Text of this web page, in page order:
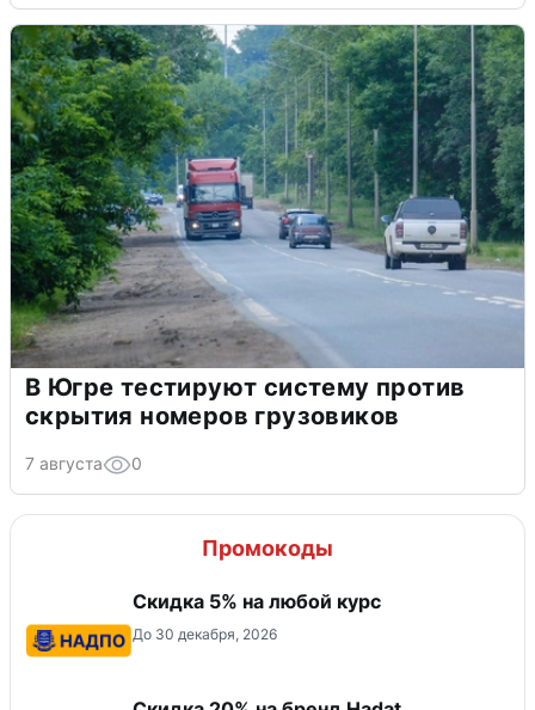
В Югре тестируют систему против
скрытия номеров грузовиков
7 августа 0
Промокоды
Скидка 5% на любой курс
До 30 декабря, 2026